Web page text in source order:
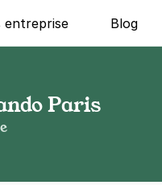
entreprise Blog
Paris